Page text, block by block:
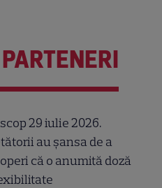
29 iulie 2026.
au șansa de a
că o anumită doză